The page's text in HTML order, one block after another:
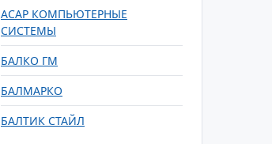
АСАР КОМПЬЮТЕРНЫЕ
СИСТЕМЫ
БАЛКО ГМ
БАЛМАРКО
БАЛТИК СТАЙЛ